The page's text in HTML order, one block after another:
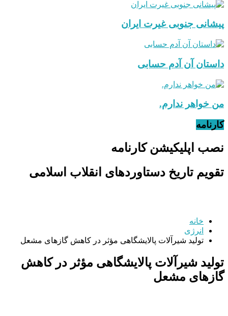
پیشانی جنوبی غیرت ایران
داستان آن آدم حسابی
من خواهر ندارم.
کارنامه
نصب اپلیکیشن کارنامه
تقویم تاریخ دستاوردهای انقلاب اسلامی
خانه
انرژی
تولید شیرآلات پالایشگاهی مؤثر در کاهش گاز‌های مشعل
تولید شیرآلات پالایشگاهی مؤثر در کاهش
گاز‌های مشعل